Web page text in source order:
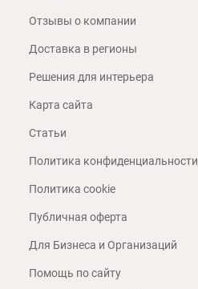
Отзывы о компании
Доставка в регионы
Решения для интерьера
Карта сайта
Статьи
Политика конфиденциальности
Политика cookie
Публичная оферта
Для Бизнеса и Организаций
Помощь по сайту